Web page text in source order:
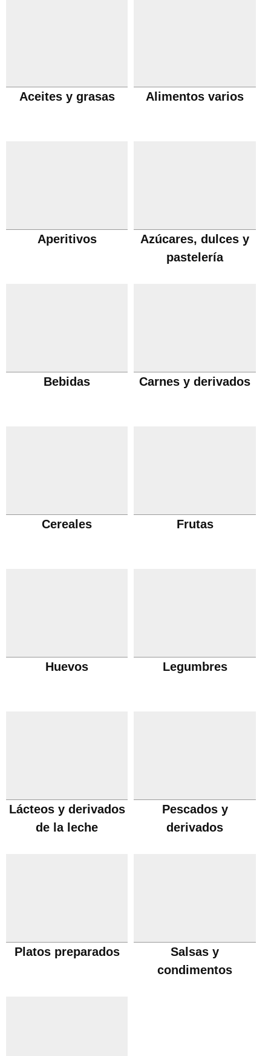
Aceites y grasas Alimentos varios
Aperitivos
Azúcares, dulces y
pastelería
Bebidas Carnes y derivados
Cereales Frutas
Huevos Legumbres
Lácteos y derivados
de la leche
Pescados y
derivados
Platos preparados
Salsas y
condimentos